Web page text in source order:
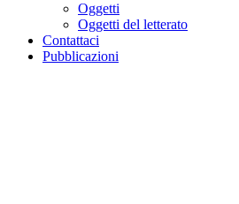
Oggetti
Oggetti del letterato
Contattaci
Pubblicazioni